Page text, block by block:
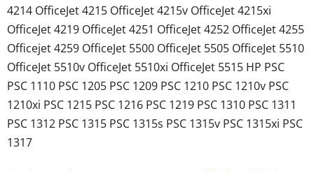
4214 OfficeJet 4215 OfficeJet 4215v OfficeJet 4215xi
OfficeJet 4219 OfficeJet 4251 OfficeJet 4252 OfficeJet 4255
Officejet 4259 OfficeJet 5500 OfficeJet 5505 OfficeJet 5510
OfficeJet 5510v OfficeJet 5510xi OfficeJet 5515 HP PSC
PSC 1110 PSC 1205 PSC 1209 PSC 1210 PSC 1210v PSC
1210xi PSC 1215 PSC 1216 PSC 1219 PSC 1310 PSC 1311
PSC 1312 PSC 1315 PSC 1315s PSC 1315v PSC 1315xi PSC
1317